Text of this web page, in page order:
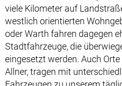
viele Kilometer auf
westlich orientierten
oder Warth fahren dagegen
Stadtfahrzeuge, die
eingesetzt werden. Auch
Allner, tragen mit